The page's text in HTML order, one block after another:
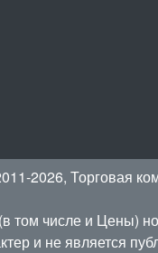
2026, Торговая
том числе и Цены)
и не является